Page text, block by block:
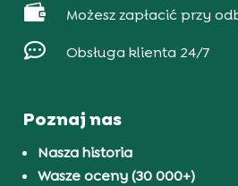
 Możesz zapłacić przy
 Obsługa klienta 24/7
Poznaj nas
Nasza historia
Wasze oceny (30 000+)